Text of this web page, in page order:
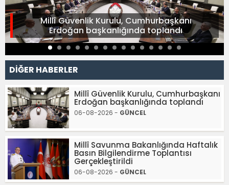
Millî Güvenlik Kurulu, Cumhurbaşkanı
Erdoğan başkanlığında toplandı
DİĞER HABERLER
Millî Güvenlik Kurulu, Cumhurbaşkanı
Erdoğan başkanlığında toplandı
06-08-2026 - GÜNCEL
Millî Savunma Bakanlığında Haftalık
Basın Bilgilendirme Toplantısı
Gerçekleştirildi
06-08-2026 - GÜNCEL